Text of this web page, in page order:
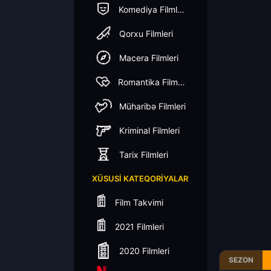
Komediya Filmleri
Qorxu Filmleri
Macera Filmleri
Romantika Filmleri
Müharibə Filmleri
Kriminal Filmleri
Tarix Filmleri
XÜSUSI KATEQORIYALAR
Film Takvimi
2021 Filmleri
2020 Filmleri
SEZON